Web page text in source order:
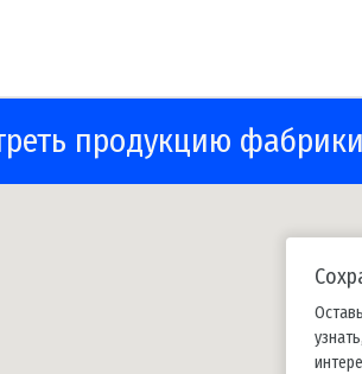
продукцию фабрики